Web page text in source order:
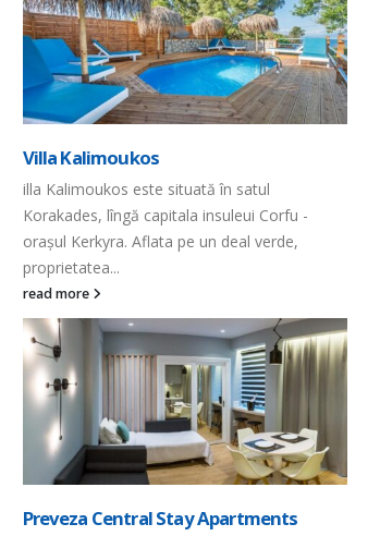
Villa Kalimoukos
illa Kalimoukos este situată în satul
Korakades, lîngă capitala insuleui Corfu -
orașul Kerkyra. Aflata pe un deal verde,
proprietatea...
read more
Preveza Central Stay Apartments